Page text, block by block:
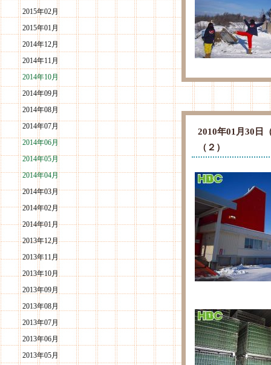
2015年02月
2015年01月
2014年12月
2014年11月
2014年10月
2014年09月
2014年08月
2014年07月
2014年06月
2014年05月
2014年04月
2014年03月
2014年02月
2014年01月
2013年12月
2013年11月
2013年10月
2013年09月
2013年08月
2013年07月
2013年06月
2013年05月
2010年01月30
（２）